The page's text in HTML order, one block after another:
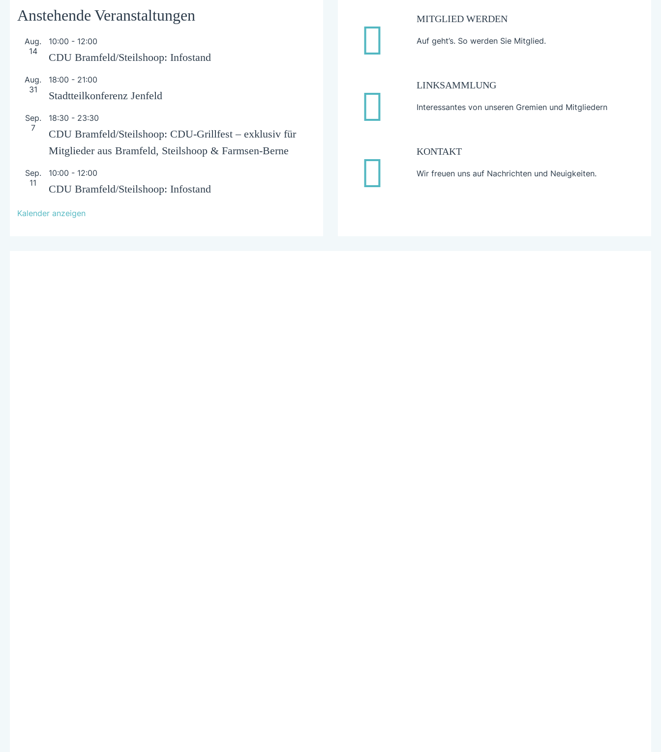
Anstehende Veranstaltungen
Aug.
14
10:00 - 12:00
CDU Bramfeld/Steilshoop: Infostand
Aug.
31
18:00 - 21:00
Stadtteilkonferenz Jenfeld
Sep.
7
18:30 - 23:30
CDU Bramfeld/Steilshoop: CDU-Grillfest – exklusiv für
Mitglieder aus Bramfeld, Steilshoop & Farmsen-Berne
Sep.
11
10:00 - 12:00
CDU Bramfeld/Steilshoop: Infostand
Kalender anzeigen
MITGLIED WERDEN
Auf geht’s. So werden Sie Mitglied.
LINK­­­SAMMLUNG
Interessantes von unseren Gremien und Mitgliedern
KONTAKT
Wir freuen uns auf Nachrichten und Neuigkeiten.